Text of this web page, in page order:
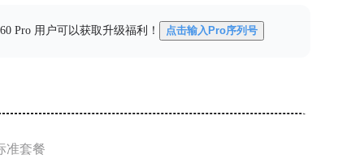
Pro 用户可以获取升级福利！ 点击输入Pro序列号
准套餐